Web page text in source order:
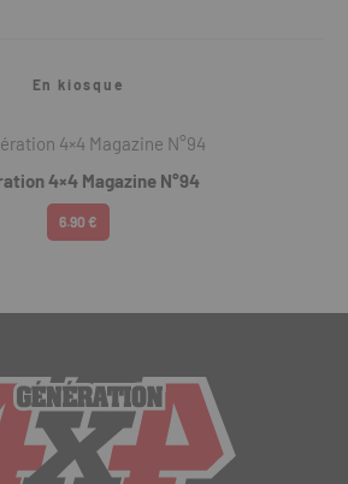
En kiosque
4×4 Magazine N°94
6.90 €